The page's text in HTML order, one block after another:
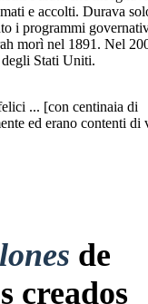
e accolti. Durava
i programmi
morì nel 1891. Nel
Stati Uniti.
... [con centinaia di
ed erano contenti di
de
creados